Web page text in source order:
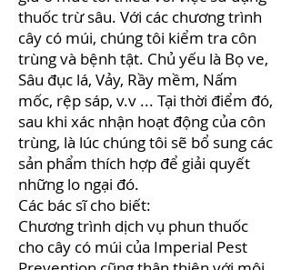
thuốc trừ sâu. Với các chương trình
cây có múi, chúng tôi kiểm tra côn
trùng và bệnh tật. Chủ yếu là Bọ ve,
Sâu đục lá, Vảy, Rầy mềm, Nấm
mốc, rệp sáp, v.v ... Tại thời điểm đó,
sau khi xác nhận hoạt động của côn
trùng, là lúc chúng tôi sẽ bổ sung các
sản phẩm thích hợp để giải quyết
những lo ngại đó.
Các bác sĩ cho biết:
Chương trình dịch vụ phun thuốc
cho cây có múi của Imperial Pest